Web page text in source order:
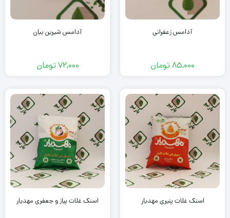
آدامس زعفرانی
85,000تومان
آدامس شیرین بیان
72,000تومان
اسنک غلات پنیری مهدیار اسنک غلات پیاز و جعفری مهدیار